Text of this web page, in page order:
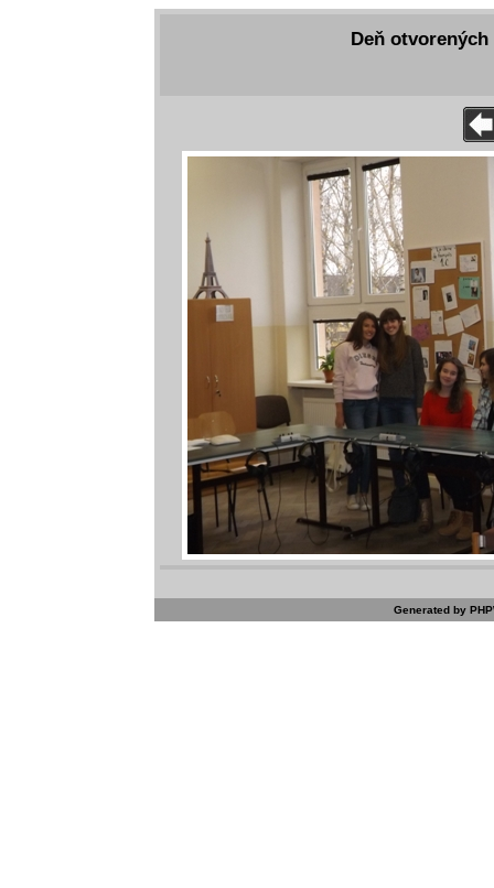
Deň
Generated by